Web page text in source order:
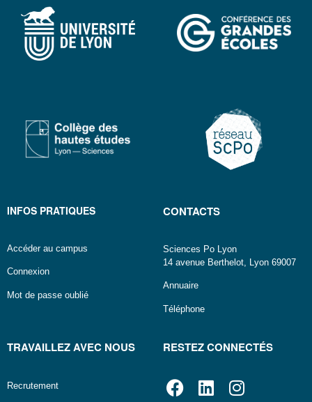
INFOS PRATIQUES
Accéder au campus
Connexion
Mot de passe oublié
CONTACTS
Sciences Po Lyon
14 avenue Berthelot, Lyon 69007
Annuaire
Téléphone
TRAVAILLEZ AVEC NOUS
Recrutement
RESTEZ CONNECTÉS